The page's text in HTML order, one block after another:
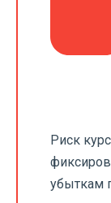
Риск
убыткам